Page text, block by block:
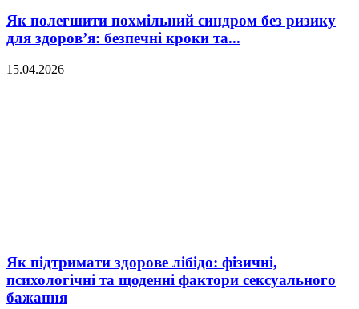
Як полегшити похмільний синдром без ризику
для здоров’я: безпечні кроки та...
15.04.2026
Як підтримати здорове лібідо: фізичні,
психологічні та щоденні фактори сексуального
бажання